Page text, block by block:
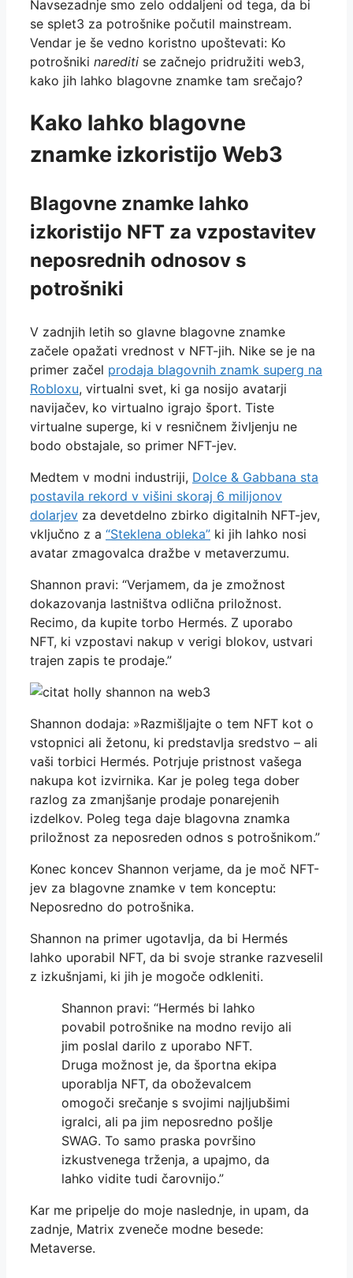
Navsezadnje smo zelo oddaljeni od tega, da bi
se splet3 za potrošnike počutil mainstream.
Vendar je še vedno koristno upoštevati: Ko
potrošniki narediti se začnejo pridružiti web3,
kako jih lahko blagovne znamke tam srečajo?
Kako lahko blagovne
znamke izkoristijo Web3
Blagovne znamke lahko
izkoristijo NFT za vzpostavitev
neposrednih odnosov s
potrošniki
V zadnjih letih so glavne blagovne znamke
začele opažati vrednost v NFT-jih. Nike se je na
primer začel prodaja blagovnih znamk superg na
Robloxu, virtualni svet, ki ga nosijo avatarji
navijačev, ko virtualno igrajo šport. Tiste
virtualne superge, ki v resničnem življenju ne
bodo obstajale, so primer NFT-jev.
Medtem v modni industriji, Dolce & Gabbana sta
postavila rekord v višini skoraj 6 milijonov
dolarjev za devetdelno zbirko digitalnih NFT-jev,
vključno z a “Steklena obleka” ki jih lahko nosi
avatar zmagovalca dražbe v metaverzumu.
Shannon pravi: “Verjamem, da je zmožnost
dokazovanja lastništva odlična priložnost.
Recimo, da kupite torbo Hermés. Z uporabo
NFT, ki vzpostavi nakup v verigi blokov, ustvari
trajen zapis te prodaje.”
Shannon dodaja: »Razmišljajte o tem NFT kot o
vstopnici ali žetonu, ki predstavlja sredstvo – ali
vaši torbici Hermés. Potrjuje pristnost vašega
nakupa kot izvirnika. Kar je poleg tega dober
razlog za zmanjšanje prodaje ponarejenih
izdelkov. Poleg tega daje blagovna znamka
priložnost za neposreden odnos s potrošnikom.”
Konec koncev Shannon verjame, da je moč NFT-
jev za blagovne znamke v tem konceptu:
Neposredno do potrošnika.
Shannon na primer ugotavlja, da bi Hermés
lahko uporabil NFT, da bi svoje stranke razveselil
z izkušnjami, ki jih je mogoče odkleniti.
Shannon pravi: “Hermés bi lahko
povabil potrošnike na modno revijo ali
jim poslal darilo z uporabo NFT.
Druga možnost je, da športna ekipa
uporablja NFT, da oboževalcem
omogoči srečanje s svojimi najljubšimi
igralci, ali pa jim neposredno pošlje
SWAG. To samo praska površino
izkustvenega trženja, a upajmo, da
lahko vidite tudi čarovnijo.”
Kar me pripelje do moje naslednje, in upam, da
zadnje, Matrix zveneče modne besede:
Metaverse.